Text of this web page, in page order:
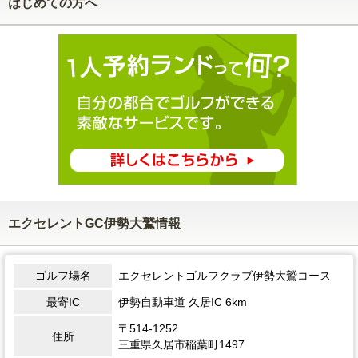
エクセレントGC伊勢大鷲情報
ゴルフ場名 エクセレントゴルフクラブ伊勢大鷲コース
最寄IC 伊勢自動車道 久居IC 6km
住所
〒514-1252
三重県久居市稲葉町1497